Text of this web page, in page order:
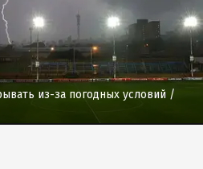
из-за погодных условий /